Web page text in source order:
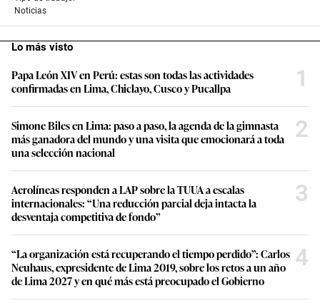
Noticias
Lo más visto
Papa León XIV en Perú: estas son todas las actividades
confirmadas en Lima, Chiclayo, Cusco y Pucallpa
1
Simone Biles en Lima: paso a paso, la agenda de la gimnasta
más ganadora del mundo y una visita que emocionará a toda
una selección nacional
2
Aerolíneas responden a LAP sobre la TUUA a escalas
internacionales: “Una reducción parcial deja intacta la
desventaja competitiva de fondo”
3
“La organización está recuperando el tiempo perdido”: Carlos
Neuhaus, expresidente de Lima 2019, sobre los retos a un año
de Lima 2027 y en qué más está preocupado el Gobierno
4